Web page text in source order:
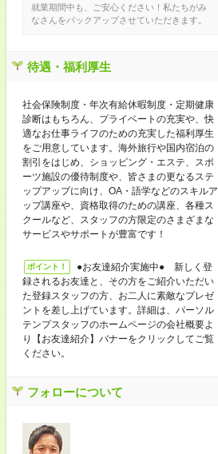
就業期間中も、ご安心ください！私たちがみ
なさんをバックアップさせていただきます。
待遇・福利厚生
社会保険制度・年次有給休暇制度・定期健康
診断はもちろん、プライベートの充実や、快
適なお仕事ライフのための充実した福利厚生
をご用意しています。海外旅行や国内宿泊の
割引をはじめ、ショッピング・エステ、スポ
ーツ施設の優待制度や、皆さまの更なるステ
ップアップに向け、OA・語学などのスキルア
ップ講座や、資格取得のための講座、各種ス
クールなど、スタッフの方限定のさまざまな
サービスやサポートが豊富です！
ポイント！
●お友達紹介実施中● 新しく登
録されるお友達と、その方をご紹介いただい
た登録スタッフの方、お二人に素敵なプレゼ
ントを差し上げています。詳細は、パーソル
テンプスタッフのホームページの会社概要よ
り【お友達紹介】バナーをクリックしてご覧
ください。
フォローについて